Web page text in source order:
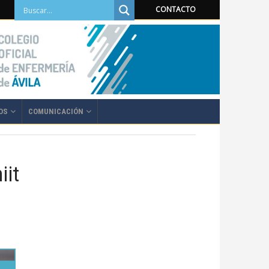
CONTACTO
COMUNICACIÓN